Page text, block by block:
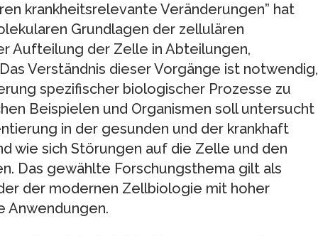
krankheitsrelevante Veränderungen” hat
Grundlagen der zellulären
Aufteilung der Zelle in Abteilungen,
Verständnis dieser Vorgänge ist notwendig,
spezifischer biologischer Prozesse zu
Beispielen und Organismen soll untersucht
in der gesunden und der krankhaft
wie sich Störungen auf die Zelle und den
Das gewählte Forschungsthema gilt als
der modernen Zellbiologie mit hoher
Anwendungen.